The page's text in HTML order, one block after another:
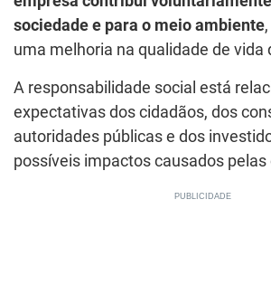
sociedade e para o meio ambiente
uma melhoria na qualidade de vida
A responsabilidade social está
expectativas dos cidadãos, dos
autoridades públicas e dos
possíveis impactos causados